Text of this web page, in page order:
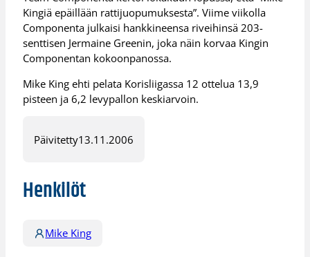
Kingiä epäillään rattijuopumuksesta”. Viime viikolla
Componenta julkaisi hankkineensa riveihinsä 203-
senttisen Jermaine Greenin, joka näin korvaa Kingin
Componentan kokoonpanossa.
Mike King ehti pelata Korisliigassa 12 ottelua 13,9
pisteen ja 6,2 levypallon keskiarvoin.
Päivitetty13.11.2006
Henkilöt
Mike King